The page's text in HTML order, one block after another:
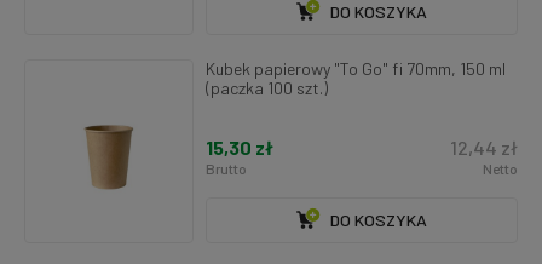
DO KOSZYKA
Kubek papierowy "To Go" fi 70mm, 150 ml
(paczka 100 szt.)
15,30 zł
Brutto
12,44 zł
Netto
DO KOSZYKA